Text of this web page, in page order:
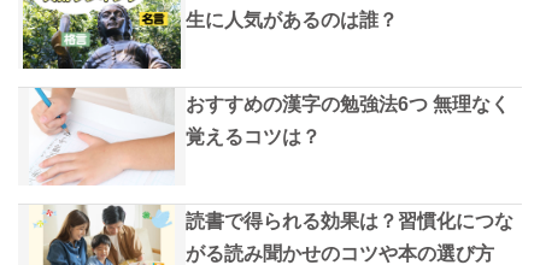
生に人気があるのは誰？
おすすめの漢字の勉強法6つ 無理なく
覚えるコツは？
読書で得られる効果は？習慣化につな
がる読み聞かせのコツや本の選び方